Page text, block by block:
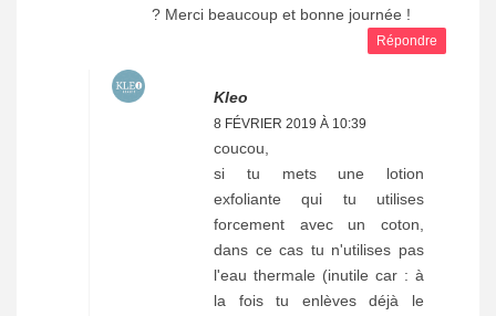
? Merci beaucoup et bonne journée !
Répondre
Kleo
8 FÉVRIER 2019 À 10:39
coucou,
si tu mets une lotion
exfoliante qui tu utilises
forcement avec un coton,
dans ce cas tu n'utilises pas
l'eau thermale (inutile car : à
la fois tu enlèves déjà le